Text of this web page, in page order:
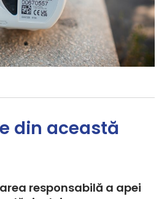
din această
responsabilă a apei